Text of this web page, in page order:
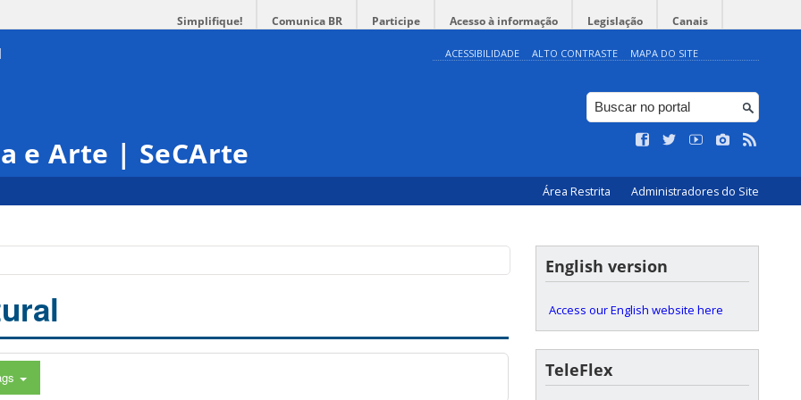
Simplifique! Comunica BR Participe Acesso à informação Legislação Canais
ACESSIBILIDADE ALTO CONTRASTE MAPA DO SITE
e Arte | SeCArte
Área Restrita Administradores do Site
English version
Access our English website here
TeleFlex